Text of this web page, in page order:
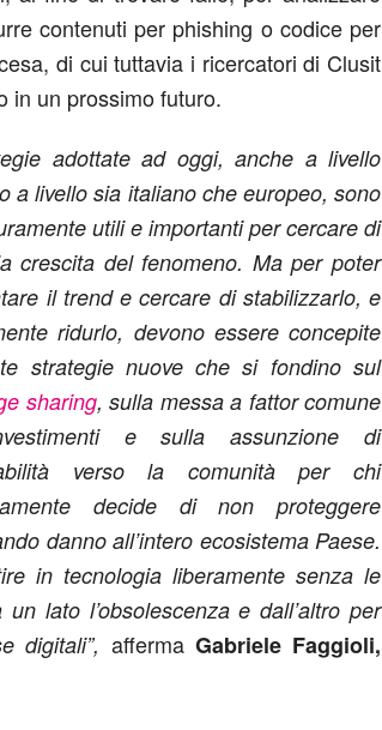
contenuti per phishing o codice per
di cui tuttavia i ricercatori di Clusit
in un prossimo futuro.
adottate ad oggi, anche a livello
a livello sia italiano che europeo, sono
utili e importanti per cercare di
crescita del fenomeno. Ma per poter
il trend e cercare di stabilizzarlo, e
ridurlo, devono essere concepite
strategie nuove che si fondino sul
sharing, sulla messa a fattor comune
e sulla assunzione di
verso la comunità per chi
decide di non proteggere
danno all’intero ecosistema Paese.
in tecnologia liberamente senza le
lato l’obsolescenza e dall’altro per
digitali”, afferma Gabriele Faggioli,